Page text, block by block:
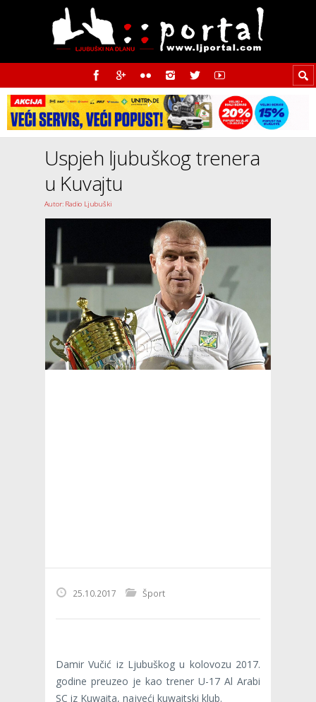
Uspjeh ljubuškog trenera
u Kuvajtu
Autor: Radio Ljubuški
25.10.2017 Šport
Damir Vučić iz Ljubuškog u kolovozu 2017.
godine preuzeo je kao trener U-17 Al Arabi
SC iz Kuwaita, najveći kuwaitski klub.